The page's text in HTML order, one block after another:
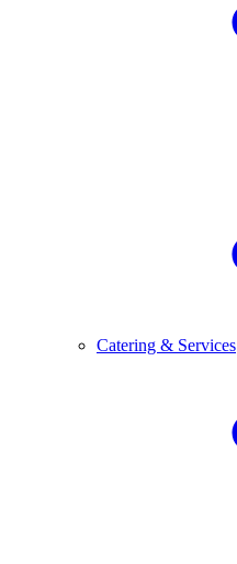
Catering & Services